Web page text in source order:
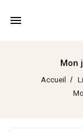
menu
Mon
Accueil